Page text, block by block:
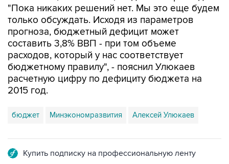
"Пока никаких решений нет. Мы это еще будем
только обсуждать. Исходя из параметров
прогноза, бюджетный дефицит может
составить 3,8% ВВП - при том объеме
расходов, который у нас соответствует
бюджетному правилу", - пояснил Улюкаев
расчетную цифру по дефициту бюджета на
2015 год.
бюджет Минэкономразвития Алексей Улюкаев
Купить подписку на профессиональную ленту